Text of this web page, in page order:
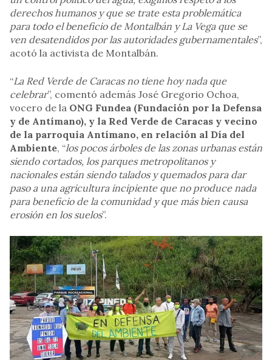
derechos humanos y que se trate esta problemática
para todo el beneficio de Montalbán y La Vega que se
ven desatendidos por las autoridades gubernamentales”,
acotó la activista de Montalbán.
“La Red Verde de Caracas no tiene hoy nada que
celebrar”, comentó además José Gregorio Ochoa,
vocero de la ONG Fundea (Fundación por la Defensa
y de Antímano), y la Red Verde de Caracas y vecino
de la parroquia Antímano, en relación al Día del
Ambiente, “los pocos árboles de las zonas urbanas están
siendo cortados, los parques metropolitanos y
nacionales están siendo talados y quemados para dar
paso a una agricultura incipiente que no produce nada
para beneficio de la comunidad y que más bien causa
erosión en los suelos”.